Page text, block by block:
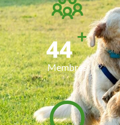
50 +
Membres